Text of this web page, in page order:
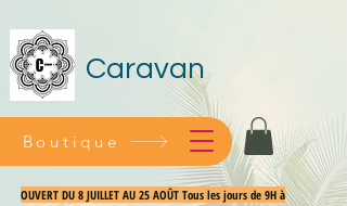
Caravan
OUVERT DU 8 JUILLET AU 25 AOÛT Tous les jours de 9H à
Boutique